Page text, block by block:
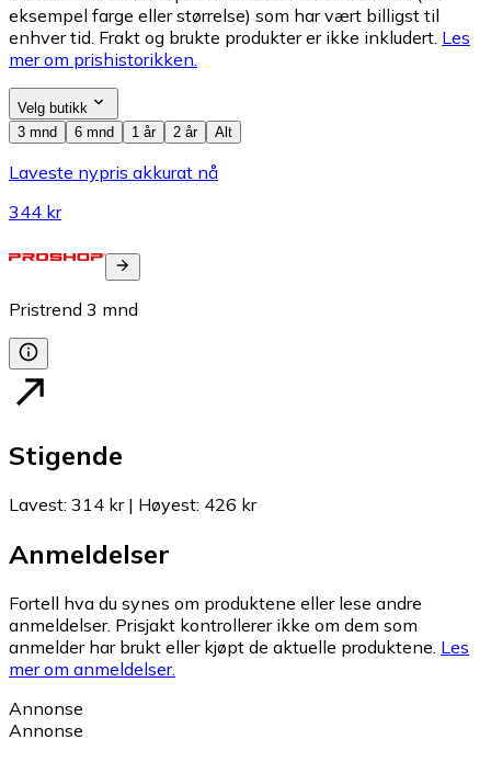
eksempel farge eller størrelse) som har vært billigst til
enhver tid. Frakt og brukte produkter er ikke inkludert. Les
mer om prishistorikken.
Velg butikk
3 mnd
6 mnd 1 år 2 år Alt
Laveste nypris akkurat nå
344 kr
Pristrend 3 mnd
Stigende
Lavest: 314 kr| Høyest: 426 kr
Anmeldelser
Fortell hva du synes om produktene eller lese andre
anmeldelser. Prisjakt kontrollerer ikke om dem som
anmelder har brukt eller kjøpt de aktuelle produktene. Les
mer om anmeldelser.
Annonse
Annonse